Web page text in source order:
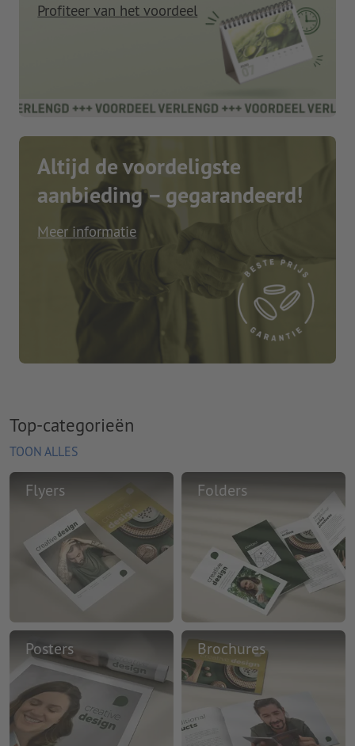
Profiteer van het voordeel
Altijd de voordeligste
aanbieding – gegarandeerd!
Meer informatie
Top-categorieën
TOON ALLES
Flyers Folders
Posters Brochures